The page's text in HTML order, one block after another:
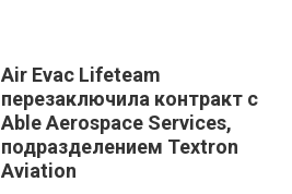
Air Evac Lifeteam
перезаключила контракт с
Able Aerospace Services,
подразделением Textron
Aviation